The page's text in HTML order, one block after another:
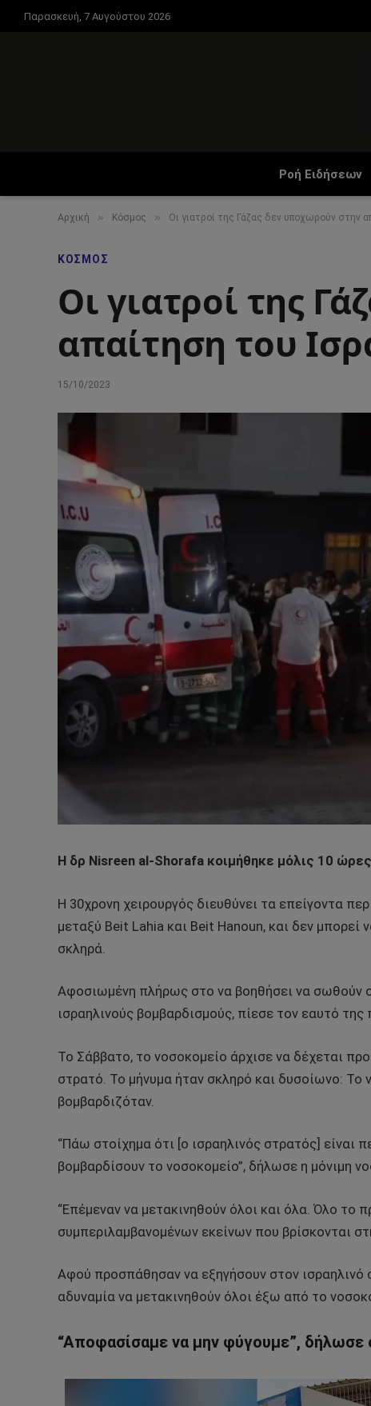
Παρασκευή, 7 Αυγούστου 2026
Ροή Ειδήσεων
Αρχική » Κόσμος » Οι γιατροί της Γάζας δεν υποχωρούν στην
ΚΌΣΜΟΣ
Οι γιατροί της
απαίτηση του
15/10/2023
Η δρ Nisreen al-Shorafa κοιμήθηκε μόλις 10
Η 30χρονη χειρουργός διευθύνει τα επείγοντα
μεταξύ Beit Lahia και Beit Hanoun, και δεν μπορεί
σκληρά.
Αφοσιωμένη πλήρως στο να βοηθήσει να σωθούν
ισραηλινούς βομβαρδισμούς, πίεσε τον εαυτό
Το Σάββατο, το νοσοκομείο άρχισε να δέχεται
στρατό. Το μήνυμα ήταν σκληρό και δυσοίωνο: Το
βομβαρδιζόταν.
“Πάω στοίχημα ότι [ο ισραηλινός στρατός] είναι
βομβαρδίσουν το νοσοκομείο”, δήλωσε η μόνιμη
“Επέμεναν να μετακινηθούν όλοι και όλα. Όλο το
συμπεριλαμβανομένων εκείνων που βρίσκονται
Αφού προσπάθησαν να εξηγήσουν στον
αδυναμία να μετακινηθούν όλοι έξω από το
“Αποφασίσαμε να μην φύγουμε”, δήλωσε